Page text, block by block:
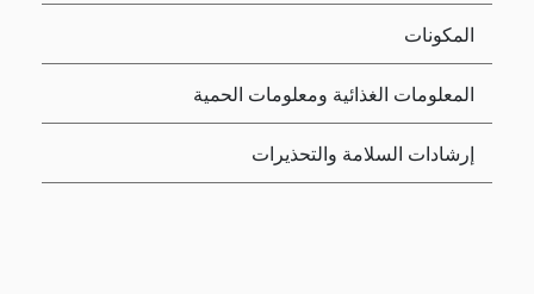
المكونات
المعلومات الغذائية ومعلومات الحمية
إرشادات السلامة والتحذيرات